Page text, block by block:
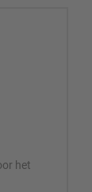
het